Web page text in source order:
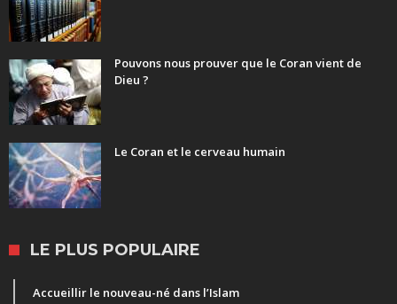
Pouvons nous prouver que le Coran vient de
Dieu ?
Le Coran et le cerveau humain
LE PLUS POPULAIRE
Accueillir le nouveau-né dans l’Islam